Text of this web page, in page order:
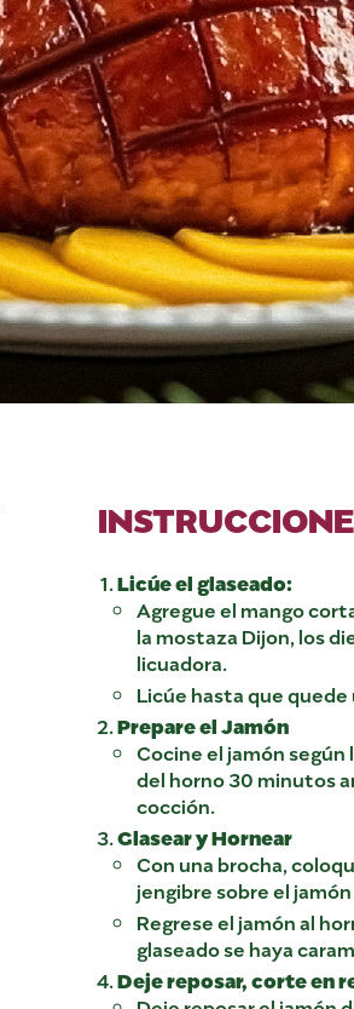
Licúe el glaseado:
Agregue el mango
la mostaza Dijon, los
licuadora.
Licúe hasta que
Prepare el Jamón
Cocine el jamón
del horno 30 minutos
cocción.
Glasear y Hornear
Con una brocha,
jengibre sobre el jamón
Regrese el jamón al
glaseado se haya
Deje reposar, corte en